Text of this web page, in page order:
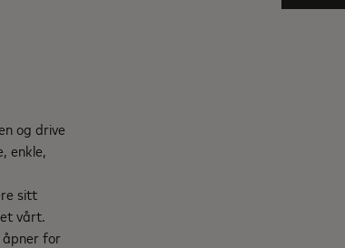
og drive
enkle,
sitt
vårt.
for